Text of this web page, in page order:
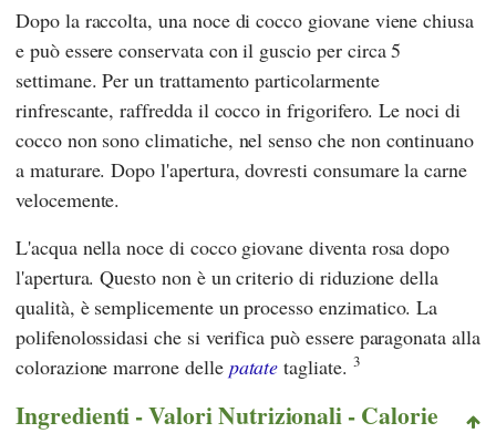
Dopo la raccolta, una noce di cocco giovane viene chiusa
e può essere conservata con il guscio per circa 5
settimane. Per un trattamento particolarmente
rinfrescante, raffredda il cocco in frigorifero. Le noci di
cocco non sono climatiche, nel senso che non continuano
a maturare. Dopo l'apertura, dovresti consumare la carne
velocemente.
L'acqua nella noce di cocco giovane diventa rosa dopo
l'apertura. Questo non è un criterio di riduzione della
qualità, è semplicemente un processo enzimatico. La
polifenolossidasi che si verifica può essere paragonata alla
colorazione marrone delle patate tagliate. 3
Ingredienti - Valori Nutrizionali - Calorie